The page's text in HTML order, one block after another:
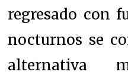
regresado con
nocturnos se
alternativa